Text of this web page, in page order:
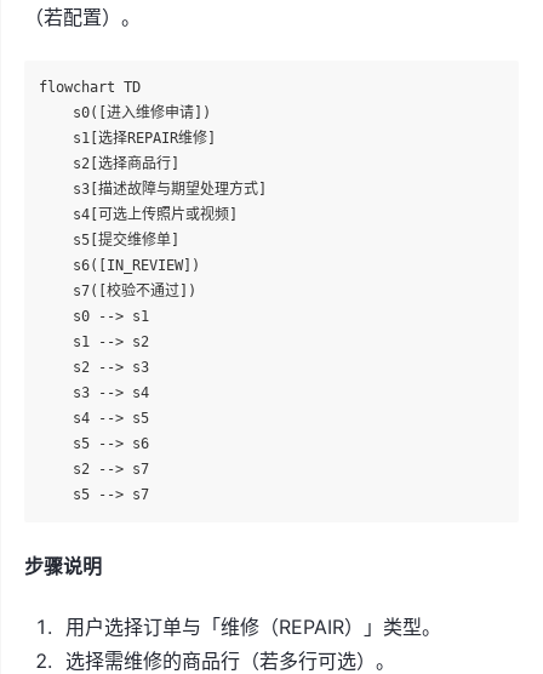
（若配置）。
flowchart TD
    s0([进入维修申请])
    s1[选择REPAIR维修]
    s2[选择商品行]
    s3[描述故障与期望处理方式]
    s4[可选上传照片或视频]
    s5[提交维修单]
    s6([IN_REVIEW])
    s7([校验不通过])
    s0 --> s1
    s1 --> s2
    s2 --> s3
    s3 --> s4
    s4 --> s5
    s5 --> s6
    s2 --> s7
步骤说明
用户选择订单与「维修（REPAIR）」类型。
选择需维修的商品行（若多行可选）。